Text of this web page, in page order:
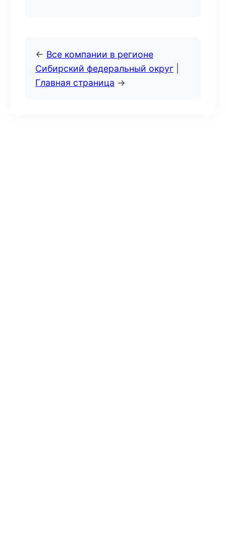
← Все компании в регионе
Сибирский федеральный округ
Главная страница →